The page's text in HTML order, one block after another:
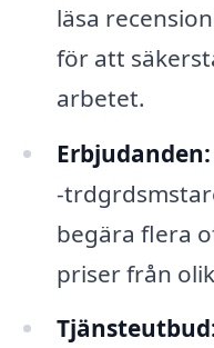
läsa
för att
arbetet.
Erbjudanden:
-
begära flera
priser från